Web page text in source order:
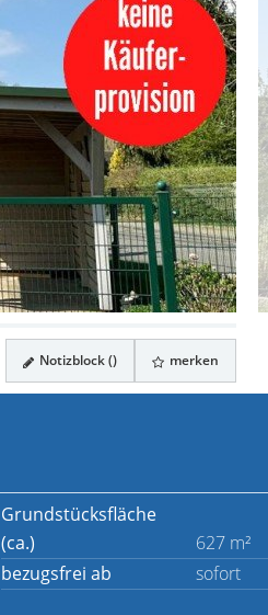
Notizblock () merken
Grundstücksfläche
(ca.)
627 m²
bezugsfrei ab sofort